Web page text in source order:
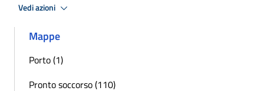
Vedi azioni
Mappe
Porto (1)
Pronto soccorso (110)